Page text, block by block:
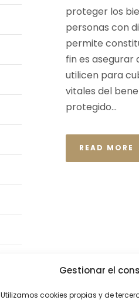
Gestionar el
Utilizamos cookies propias y de
proteger los
personas con
permite
fin es asegurar
utilicen para
vitales del
protegido...
READ MORE